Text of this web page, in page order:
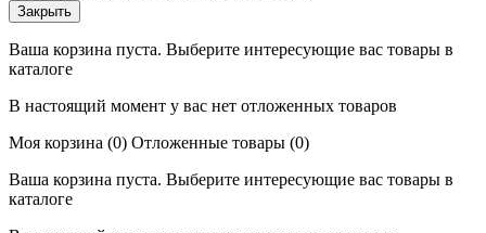
Закрыть
Ваша корзина пуста. Выберите интересующие вас товары в
каталоге
В настоящий момент у вас нет отложенных товаров
Моя корзина (0) Отложенные товары (0)
Ваша корзина пуста. Выберите интересующие вас товары в
каталоге